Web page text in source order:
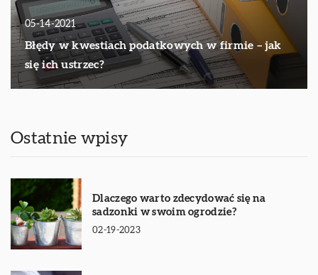
05-14-2021
Błędy w kwestiach podatkowych w firmie – jak
się ich ustrzec?
Ostatnie wpisy
Dlaczego warto zdecydować się na
sadzonki w swoim ogrodzie?
02-19-2023